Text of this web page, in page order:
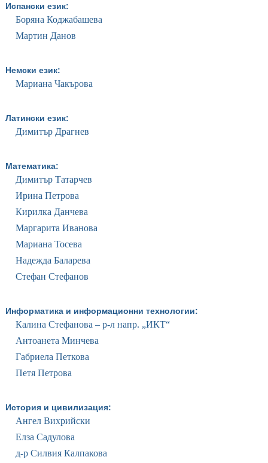
Испански език:
Боряна Коджабашева
Мартин Данов
Немски език:
Мариана Чакърова
Латински език:
Димитър Драгнев
Математика:
Димитър Татарчев
Ирина Петрова
Кирилка Данчева
Маргарита Иванова
Мариана Тосева
Надежда Баларева
Стефан Стефанов
Информатика и информационни технологии:
Калина Стефанова – р-л напр. „ИКТ“
Антоанета Минчева
Габриела Петкова
Петя Петрова
История и цивилизация:
Ангел Вихрийски
Елза Садулова
д-р Силвия Калпакова